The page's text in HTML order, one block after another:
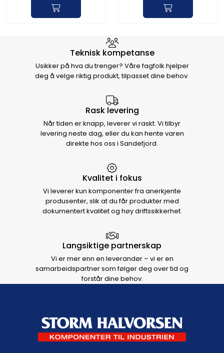
Hvorfor velge Storm Halvorsen
Teknisk kompetanse
Usikker på hva du trenger? Våre fagfolk hjelper
deg å velge riktig produkt, tilpasset dine behov.
Rask levering
Når tiden er knapp, leverer vi raskt. Vi tilbyr
levering neste dag, eller du kan hente varen
direkte hos oss i Sandefjord.
Kvalitet i fokus
Vi leverer kun komponenter fra anerkjente
produsenter, slik at du får produkter med
dokumentert kvalitet og høy driftssikkerhet.
Langsiktige partnerskap
Vi er mer enn en leverandør – vi er en
samarbeidspartner som følger deg over tid og
forstår dine behov.
Footer navigation